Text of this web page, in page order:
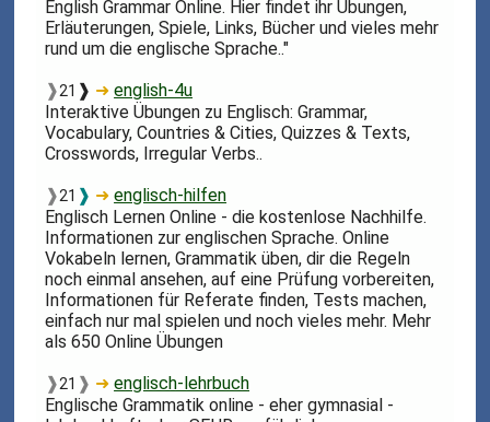
English Grammar Online. Hier findet ihr Übungen,
Erläuterungen, Spiele, Links, Bücher und vieles mehr
rund um die englische Sprache.."
❱21 ❱ ➜english-4u
Interaktive Übungen zu Englisch: Grammar,
Vocabulary, Countries & Cities, Quizzes & Texts,
Crosswords, Irregular Verbs..
❱21 ❱ ➜englisch-hilfen
Englisch Lernen Online - die kostenlose Nachhilfe.
Informationen zur englischen Sprache. Online
Vokabeln lernen, Grammatik üben, dir die Regeln
noch einmal ansehen, auf eine Prüfung vorbereiten,
Informationen für Referate finden, Tests machen,
einfach nur mal spielen und noch vieles mehr. Mehr
als 650 Online Übungen
❱21 ❱ ➜englisch-lehrbuch
Englische Grammatik online - eher gymnasial -